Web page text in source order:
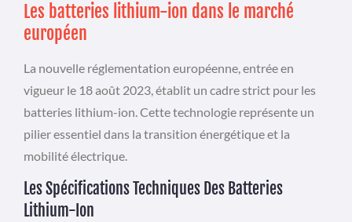
Les batteries lithium-ion dans le marché
européen
La nouvelle réglementation européenne, entrée en
vigueur le 18 août 2023, établit un cadre strict pour les
batteries lithium-ion. Cette technologie représente un
pilier essentiel dans la transition énergétique et la
mobilité électrique.
Les Spécifications Techniques Des Batteries
Lithium-Ion